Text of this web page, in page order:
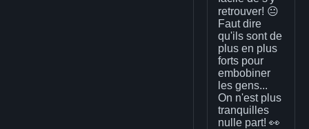
retrouver! 😐
Faut dire
qu'ils sont de
plus en plus
forts pour
embobiner
les gens...
On n'est plus
tranquilles
nulle part! 👀